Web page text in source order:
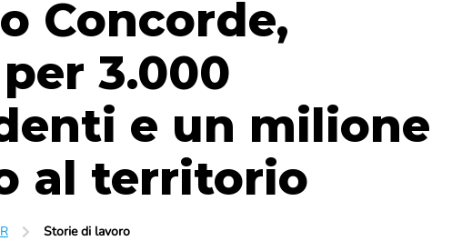
Concorde,
3.000
e un milione
al territorio
Storie di lavoro